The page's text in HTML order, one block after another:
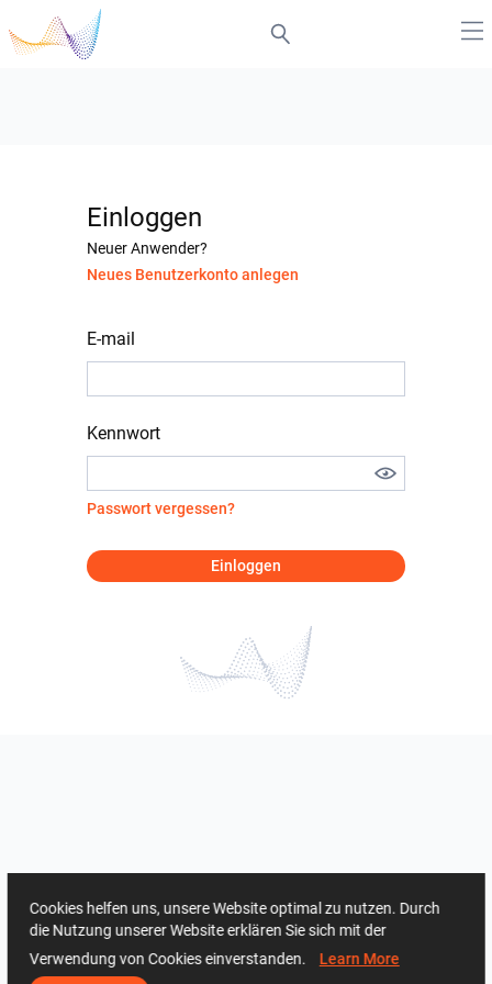
Einloggen
Neuer Anwender?
Neues Benutzerkonto anlegen
E-mail
Kennwort
Passwort vergessen?
Einloggen
Cookies helfen uns, unsere Website optimal zu nutzen. Durch
die Nutzung unserer Website erklären Sie sich mit der
Verwendung von Cookies einverstanden. Learn More